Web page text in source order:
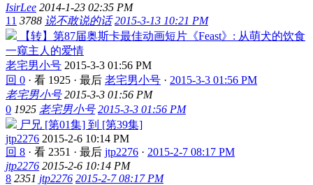
IsirLee 2014-1-23 02:35 PM
11 3788 说不敢说的话 2015-3-13 10:21 PM
【转】第87届奥斯卡最佳动画短片《Feast》: 从萌犬的饮食
一窥主人的爱情
老宅男小号 2015-3-3 01:56 PM
回 0 · 看 1925 · 最后 老宅男小号 · 2015-3-3 01:56 PM
老宅男小号 2015-3-3 01:56 PM
0 1925 老宅男小号 2015-3-3 01:56 PM
尸兄 [第01集] 到 [第39集]
jtp2276 2015-2-6 10:14 PM
回 8 · 看 2351 · 最后 jtp2276 · 2015-2-7 08:17 PM
jtp2276 2015-2-6 10:14 PM
8 2351 jtp2276 2015-2-7 08:17 PM